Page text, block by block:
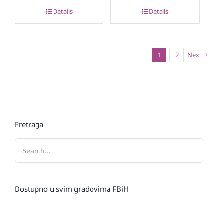
Details Details
1 2 Next
Pretraga
Dostupno u svim gradovima FBiH